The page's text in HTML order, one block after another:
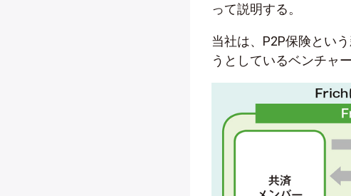
って説明する。
当社は、P2P保険とい
うとしているベンチャ